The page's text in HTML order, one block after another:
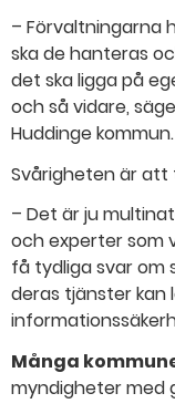
– Förvaltningarna
ska de hanteras
det ska ligga på
och så vidare,
Huddinge kommun.
Svårigheten är att
– Det är ju
och experter som
få tydliga svar om
deras tjänster kan
Många
myndigheter med